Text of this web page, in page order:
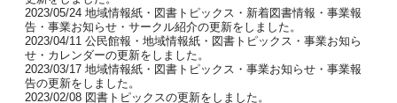
2023/05/24 地域情報紙・図書トピックス・新着図書情報・事業報
告・事業お知らせ・サークル紹介の更新をしました。
2023/04/11 公民館報・地域情報紙・図書トピックス・事業お知ら
せ・カレンダーの更新をしました。
2023/03/17 地域情報紙・図書トピックス・事業お知らせ・事業報
告の更新をしました。
2023/02/08 図書トピックスの更新をしました。